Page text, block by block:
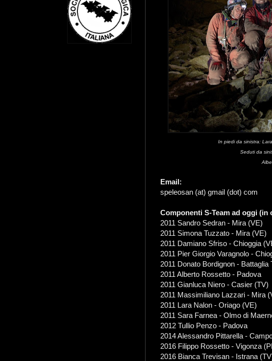
In piedi da sinistra:
Seduti da
Email:
speleosan (at) gmail (dot) com
Componenti S-Team ad oggi (in
2011 Sandro Sedran - Mira (VE)
2011 Simona Tuzzato - Mira (VE)
2011 Damiano Sfriso - Chioggia
2011 Pier Giorgio Varagnolo -
2011 Donato Bordignon - Battaglia
2011 Alberto Rossetto - Padova
2011 Gianluca Niero - Casier (TV)
2011 Massimiliano Lazzari - Mira
2011 Lara Nalon - Oriago (VE)
2011 Sara Farnea - Olmo di
2012 Tullio Penzo - Padova
2014 Alessandro Pittarella -
2016 Filippo Rossetto - Vigonza
2016 Bianca Trevisan - Istrana